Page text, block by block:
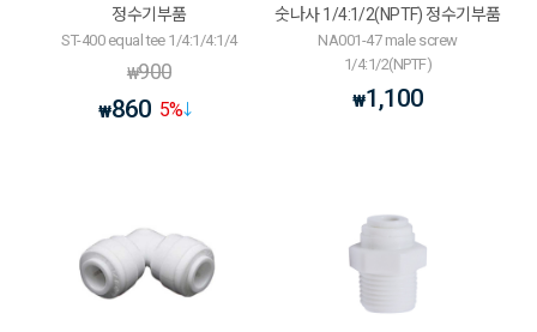
정수기부품
ST-400 equal tee 1/4:1/4:1/4
₩900
₩860 5%
숫나사 1/4:1/2(NPTF) 정수기부품
NA001-47 male screw
1/4:1/2(NPTF)
₩1,100